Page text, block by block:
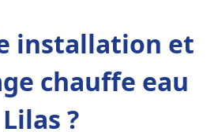
installation et
chauffe eau
Lilas ?